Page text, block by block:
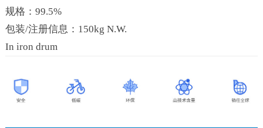
规格：99.5%
包装/注册信息：150kg N.W.
In iron drum